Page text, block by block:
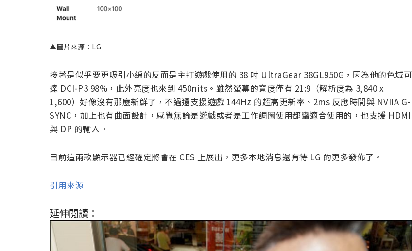
▲圖片來源：LG
接著是似乎要更吸引小編的反而是主打遊戲使用的 38 吋 UltraGear 38GL950G，因為他的色域可
達 DCI-P3 98%，此外亮度也來到 450nits。雖然螢幕的寬度僅有 21:9（解析度為 3,840 x
1,600）好像沒有那麼新鮮了，不過還支援遊戲 144Hz 的超高更新率、2ms 反應時間與 NVIIA G-
SYNC，加上也有曲面設計，感覺無論是遊戲或者是工作調圖使用都蠻適合使用的，也支援 HDMI
與 DP 的輸入。
目前這兩款顯示器已經確定將會在 CES 上展出，更多本地消息還有待 LG 的更多發佈了。
引用來源
延伸閱讀：